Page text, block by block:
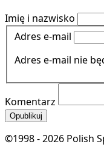
Imię i nazwisko
Adres e-mail
Adres e-mail nie
Komentarz
Opublikuj
©1998 - 2026 Polish